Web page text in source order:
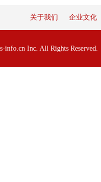
关于我们 企业文化
info.cn Inc. All Rights